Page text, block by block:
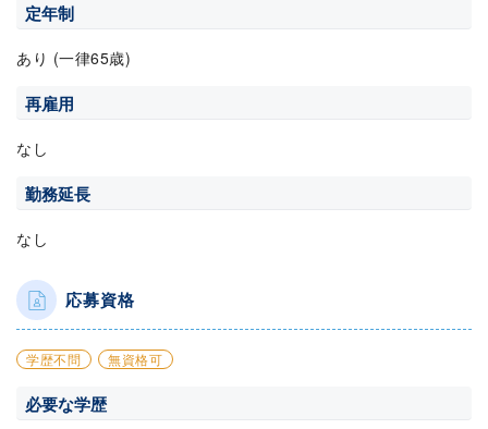
定年制
あり (一律65歳)
再雇用
なし
勤務延長
なし
応募資格
学歴不問 無資格可
必要な学歴